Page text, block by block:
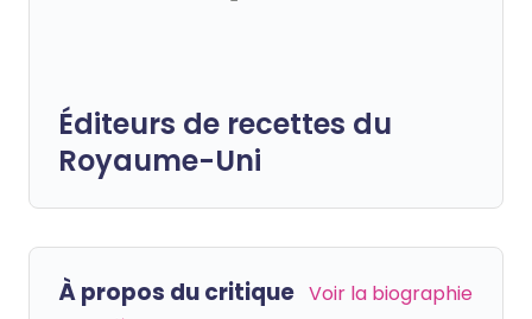
Éditeurs de recettes du
Royaume-Uni
À propos du critique Voir la biographie